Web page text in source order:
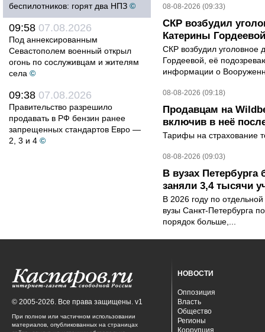
беспилотников: горят два НПЗ ©
09:58 07.08.2026
Под аннексированным
Севастополем военный открыл
огонь по сослуживцам и жителям
села ©
09:38 07.08.2026
Правительство разрешило
продавать в РФ бензин ранее
запрещенных стандартов Евро —
2, 3 и 4 ©
08-08-2026 (09:33)
СКР возбудил
Катерины Гордеевой
СКР возбудил уголовное
Гордеевой, её
информации о
08-08-2026 (09:18)
Продавцам на
включив в неё
Тарифы на страхование
08-08-2026 (09:03)
В вузах
заняли 3,4 тысячи
В 2026 году по
вузы Санкт-Петербурга
порядок больше,...
© 2005-2026. Все права защищены. v1
При полном или частичном использовании
материалов, опубликованных на страницах
НОВОСТИ
Оппозиция
Власть
Общество
Регионы
Коррупция